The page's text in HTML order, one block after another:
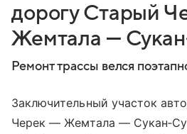
дорогу Старый
Жемтала —
Ремонт трассы велся
Заключительный участок
Черек — Жемтала —